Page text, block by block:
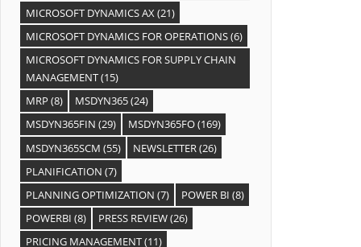
MICROSOFT DYNAMICS AX(21)
MICROSOFT DYNAMICS FOR OPERATIONS(6)
MICROSOFT DYNAMICS FOR SUPPLY CHAIN
MANAGEMENT(15)
MRP (8) MSDYN365(24)
MSDYN365FIN (29) MSDYN365FO(169)
MSDYN365SCM (55) NEWSLETTER(26)
PLANIFICATION (7)
PLANNING OPTIMIZATION (7) POWER BI (8)
POWERBI (8) PRESS REVIEW(26)
PRICING MANAGEMENT(11)